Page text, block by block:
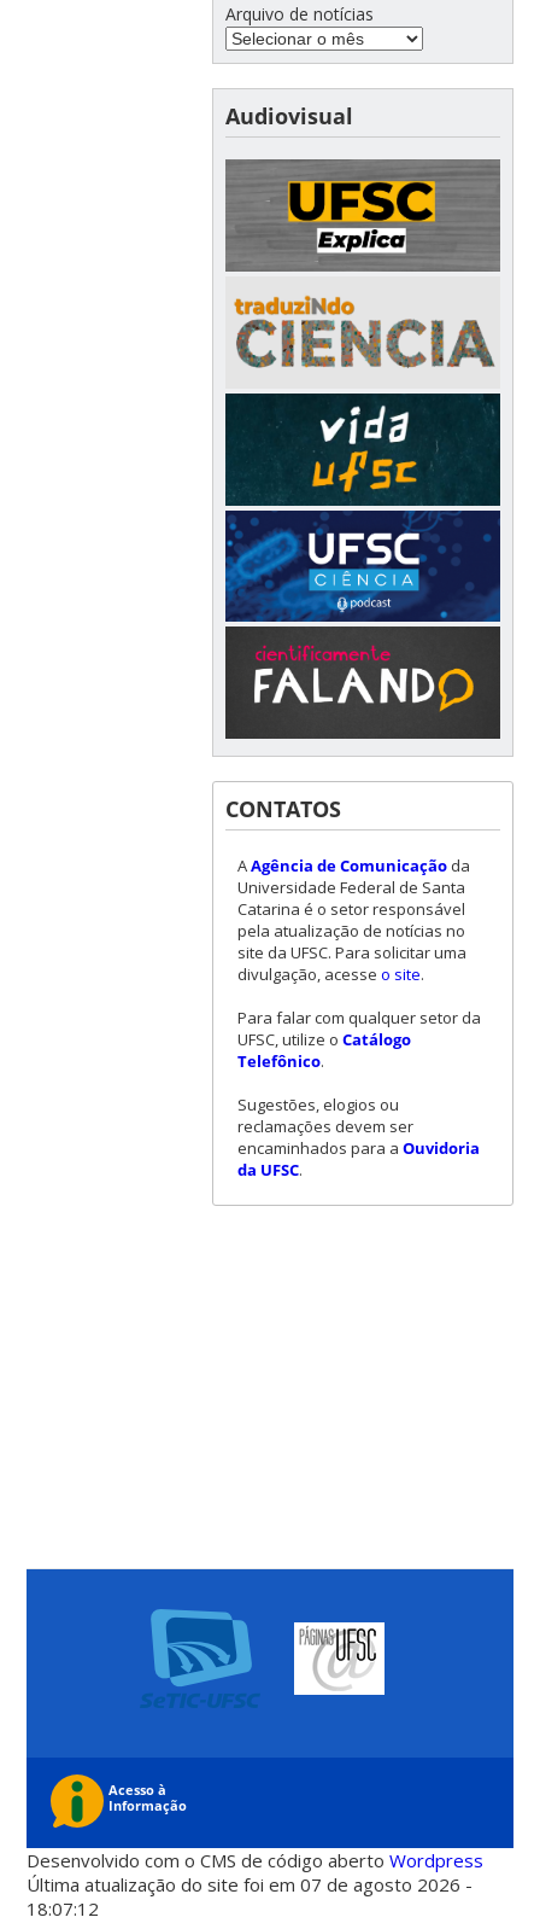
Arquivo de notícias
Audiovisual
CONTATOS
AAgência de Comunicaçãoda
Universidade Federal de Santa
Catarina é o setor responsável
pela atualização de notícias no
site da UFSC. Para solicitar uma
divulgação, acesse o site.
Para falar com qualquer setor da
UFSC, utilize o Catálogo
Telefônico.
Sugestões, elogios ou
reclamações devem ser
encaminhados para a Ouvidoria
da UFSC.
Desenvolvido com o CMS de código abertoWordpress
Última atualização do site foi em 07 de agosto 2026 -
18:07:12